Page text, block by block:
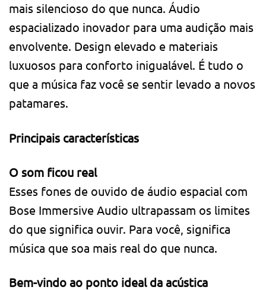
mais silencioso do que nunca. Áudio
espacializado inovador para uma audição mais
envolvente. Design elevado e materiais
luxuosos para conforto inigualável. É tudo o
que a música faz você se sentir levado a novos
patamares.
Principais características
O som ficou real
Esses fones de ouvido de áudio espacial com
Bose Immersive Audio ultrapassam os limites
do que significa ouvir. Para você, significa
música que soa mais real do que nunca.
Bem-vindo ao ponto ideal da acústica